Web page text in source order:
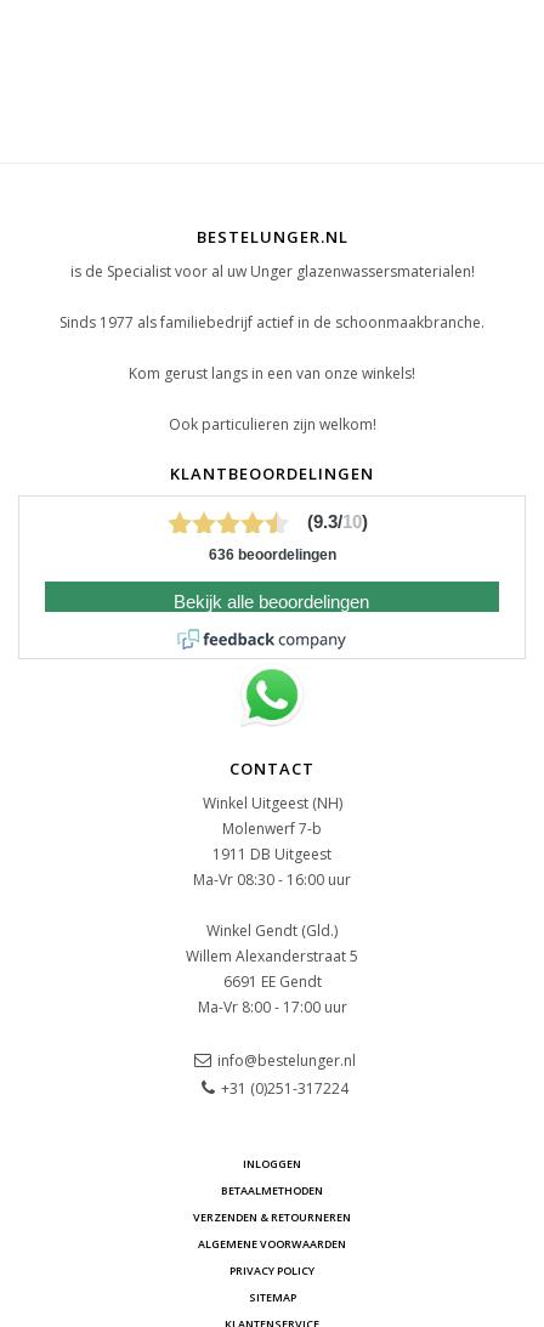
BESTELUNGER.NL
is de Specialist voor al uw Unger glazenwassersmaterialen!
Sinds 1977 als familiebedrijf actief in de schoonmaakbranche.
Kom gerust langs in een van onze winkels!
Ook particulieren zijn welkom!
KLANTBEOORDELINGEN
(9.3/10)
636 beoordelingen
Bekijk alle beoordelingen
CONTACT
Winkel Uitgeest (NH)
Molenwerf 7-b
1911 DB Uitgeest
Ma-Vr 08:30 - 16:00 uur
Winkel Gendt (Gld.)
Willem Alexanderstraat 5
6691 EE Gendt
Ma-Vr 8:00 - 17:00 uur
info@bestelunger.nl
+31 (0)251-317224
INLOGGEN
BETAALMETHODEN
VERZENDEN & RETOURNEREN
ALGEMENE VOORWAARDEN
PRIVACY POLICY
SITEMAP